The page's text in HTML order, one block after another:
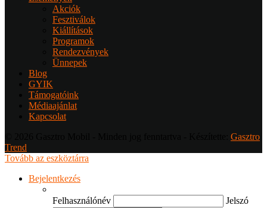
Akciók
Fesztiválok
Kiállítások
Programok
Rendezvények
Ünnepek
Blog
GYIK
Támogatóink
Médiaajánlat
Kapcsolat
Gasztro
Trend
Tovább az eszköztárra
Bejelentkezés
Felhasználónév Jelszó